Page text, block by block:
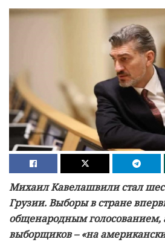
Михаил Кавелашвили стал
Грузии. Выборы в стране
общенародным голосованием,
выборщиков – «на